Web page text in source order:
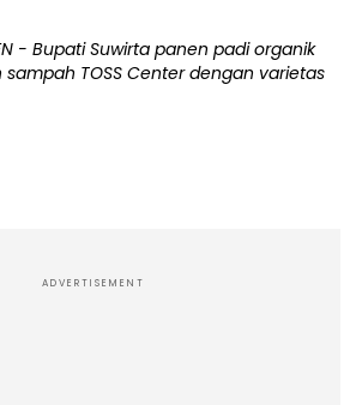
- Bupati Suwirta panen padi organik
TOSS Center dengan varietas
ADVERTISEMENT